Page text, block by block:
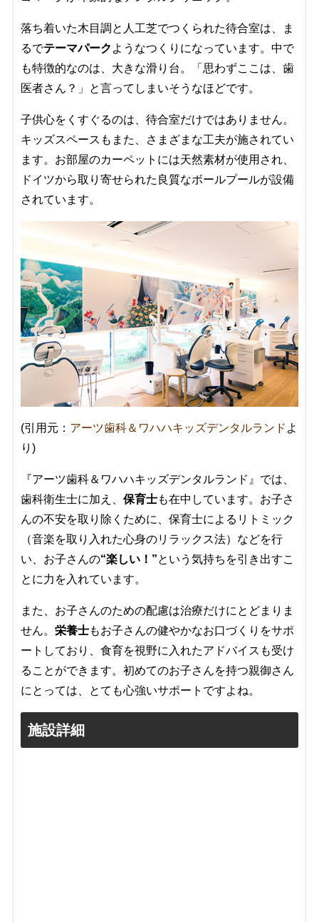
落ち着いた木目調と人工芝でつくられた待合室は、ま
るでテーマパーク ようなつくりになっています。中で
も特徴的なのは、大きな滑り台。「思わずここは、歯
医者さん？」と言ってしまいそうなほどです。
子供心をくすぐるのは、待合室だけではありません。
キッズスペースもまた、さまざまな工夫が施されてい
ます。お部屋のカーペットには天然素材が使用され、
ドイツから取り寄せられた良質なボールプールが設備
されています。
(引用元： アーツ歯科＆ワハハキッズデンタルランド よ
り)
『アーツ歯科＆ワハハキッズデンタルランド』では、
歯科衛生士に加え、 保育士も在中しています。お子さ
んの不安を取り除くために、保育士によるリトミック
（音楽を取り入れた心身のリラックス法）などを行
い、お子さんの“楽しい！”という気持ちを引き出すこ
とに力を入れています。
また、お子さんのための配慮は治療だけにとどまりま
せん。 栄養士もお子さんの健やかなお口づくりをサポ
ートしており、食育を視野に入れたアドバイスも受け
ることができます。初めてのお子さんを持つ親御さん
にとっては、とても心強いサポートですよね。
施設詳細